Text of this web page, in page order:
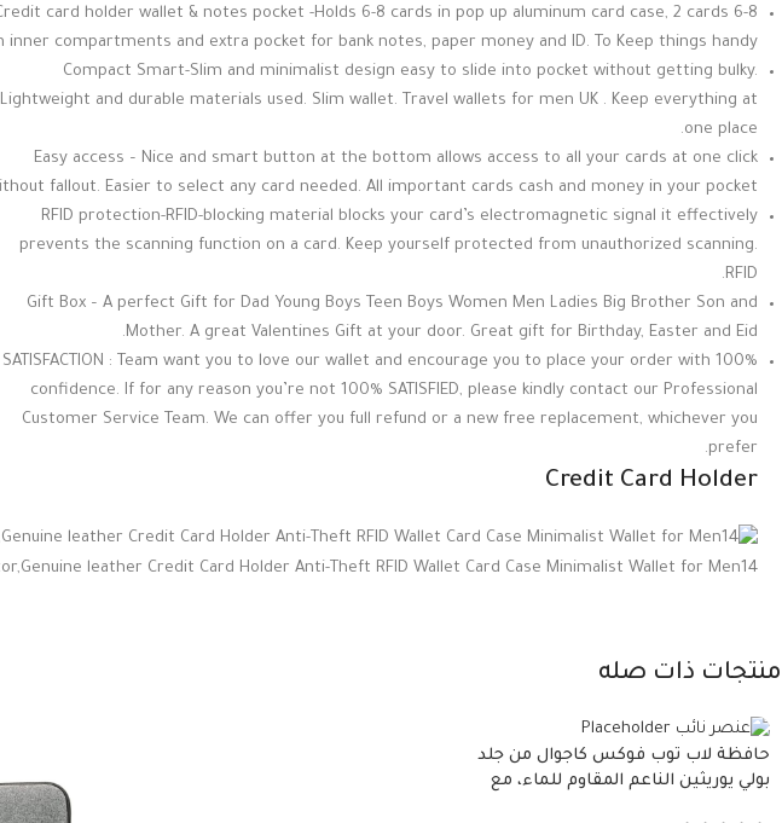
8 Credit card holder wallet & notes pocket -Holds 6-8 cards in pop up aluminum card case, 2 cards
inner compartments and extra pocket for bank notes, paper money and ID. To Keep things handy.
Compact Smart-Slim and minimalist design easy to slide into pocket without getting bulky.
Lightweight and durable materials used. Slim wallet. Travel wallets for men UK . Keep everything at
one place.
Easy access – Nice and smart button at the bottom allows access to all your cards at one click
fallout. Easier to select any card needed. All important cards cash and money in your pocket.
RFID protection-RFID-blocking material blocks your card’s electromagnetic signal it effectively
prevents the scanning function on a card. Keep yourself protected from unauthorized scanning.
RFID.
Gift Box – A perfect Gift for Dad Young Boys Teen Boys Women Men Ladies Big Brother Son and
Mother. A great Valentines Gift at your door. Great gift for Birthday, Easter and Eid.
100% SATISFACTION : Team want you to love our wallet and encourage you to place your order with
confidence. If for any reason you’re not 100% SATISFIED, please kindly contact our Professional
Customer Service Team. We can offer you full refund or a new free replacement, whichever you
prefer.
Credit Card Holder
leather Credit Card Holder Anti-Theft RFID Wallet Card Case Minimalist Wallet for Men14
منتجات ذات صله
حافظة لاب توب فوكس كاجوال من جلد
بولي يوريثين الناعم المقاوم للماء، مع